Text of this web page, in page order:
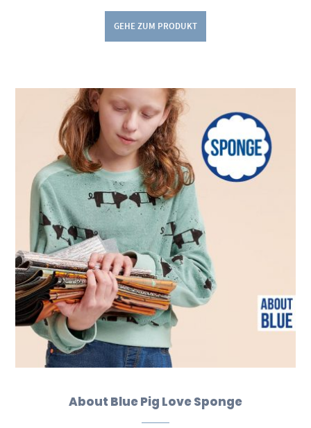
GEHE ZUM PRODUKT
About Blue Pig Love Sponge